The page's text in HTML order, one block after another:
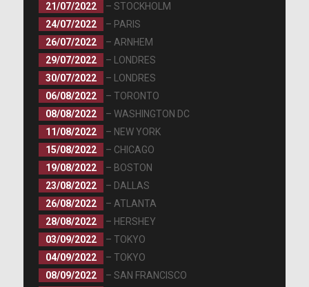
21/07/2022
– STOCKHOLM
24/07/2022
– PARIS
26/07/2022
– ARNHEM
29/07/2022
– LONDRES
30/07/2022
– LONDRES
06/08/2022
– TORONTO
08/08/2022
– WASHINGTON DC
11/08/2022
– NEW YORK
15/08/2022
– CHICAGO
19/08/2022
– BOSTON
23/08/2022
– DALLAS
26/08/2022
– ATLANTA
28/08/2022
– HERSHEY
03/09/2022
– TOKYO
04/09/2022
– TOKYO
08/09/2022
– SAN FRANCISCO